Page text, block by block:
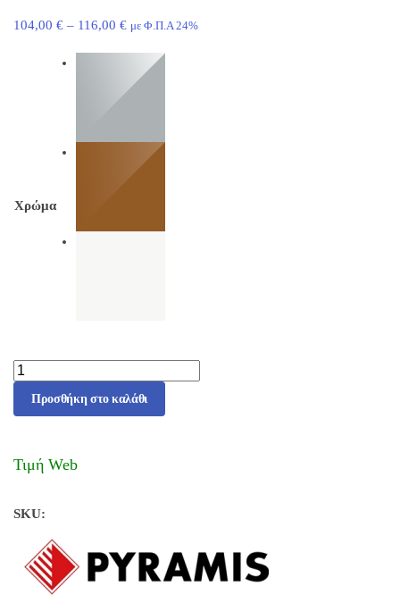
104,00 € – 116,00 € με Φ.Π.Α 24%
Χρώμα
Προσθήκη στο καλάθι
Τιμή Web
SKU: